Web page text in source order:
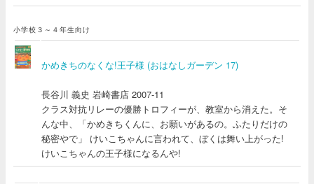
小学校３～４年生向け
かめきちのなくな!王子様 (おはなしガーデン 17)
長谷川 義史 岩崎書店 2007-11
クラス対抗リレーの優勝トロフィーが、教室から消えた。そ
んな中、「かめきちくんに、お願いがあるの。ふたりだけの
秘密やで」 けいこちゃんに言われて、ぼくは舞い上がった!
けいこちゃんの王子様になるんや!